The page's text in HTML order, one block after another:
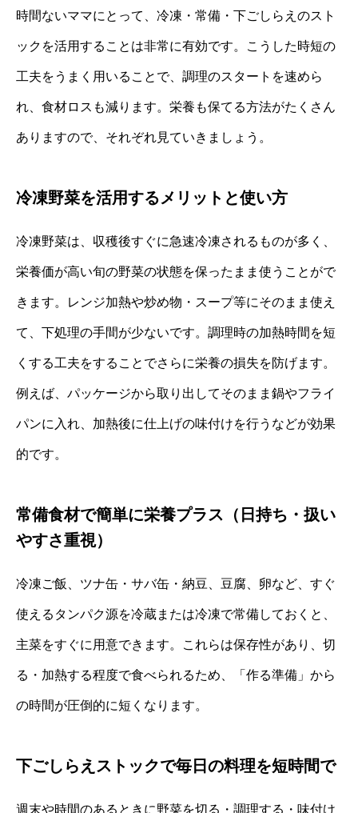
時間ないママにとって、冷凍・常備・下ごしらえのスト
ックを活用することは非常に有効です。こうした時短の
工夫をうまく用いることで、調理のスタートを速めら
れ、食材ロスも減ります。栄養も保てる方法がたくさん
ありますので、それぞれ見ていきましょう。
冷凍野菜を活用するメリットと使い方
冷凍野菜は、収穫後すぐに急速冷凍されるものが多く、
栄養価が高い旬の野菜の状態を保ったまま使うことがで
きます。レンジ加熱や炒め物・スープ等にそのまま使え
て、下処理の手間が少ないです。調理時の加熱時間を短
くする工夫をすることでさらに栄養の損失を防げます。
例えば、パッケージから取り出してそのまま鍋やフライ
パンに入れ、加熱後に仕上げの味付けを行うなどが効果
的です。
常備食材で簡単に栄養プラス（日持ち・扱い
やすさ重視）
冷凍ご飯、ツナ缶・サバ缶・納豆、豆腐、卵など、すぐ
使えるタンパク源を冷蔵または冷凍で常備しておくと、
主菜をすぐに用意できます。これらは保存性があり、切
る・加熱する程度で食べられるため、「作る準備」から
の時間が圧倒的に短くなります。
下ごしらえストックで毎日の料理を短時間で
週末や時間のあるときに野菜を切る・調理する・味付け